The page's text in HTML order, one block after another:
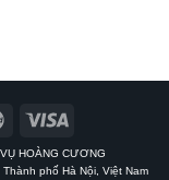
HOÀNG CƯƠNG
phố Hà Nội, Việt Nam